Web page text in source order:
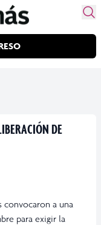
DE
convocaron a una
para exigir la